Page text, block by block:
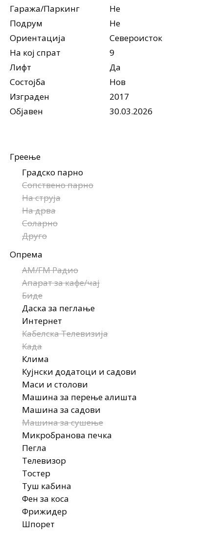
Гаража/Паркинг
Не
Подрум
Не
Ориентација
Североисток
На кој спрат
9
Лифт
Да
Состојба
Нов
Изграден
2017
Објавен
30.03.2026
Греење
Градско парно
Сопствено парно
На струја
На дрва
Соларно
Друго
Опрема
AM/FM Радио
Апарат за кафе/чај
Биде
Даска за пеглање
Интернет
Кабелска Телевизија
Када
Клима
Кујнски додатоци и садови
Маси и столови
Машина за перење алишта
Машина за садови
Машина за сушење
Микробранова печка
Пегла
Телевизор
Тостер
Туш кабина
Фен за коса
Фрижидер
Шпорет